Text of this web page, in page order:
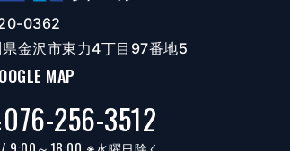
0362
金沢市東力4丁目97番地5
MAP
:076-256-3512